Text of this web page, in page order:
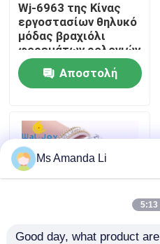
Ποιοτικός έλεγχος
Μας ελάτε σε επαφή με
Περιπτώσεις
IVC συμπληρώματα
Wj-6963 της Κίνας
εργοστασίων θηλυκό
μόδας βραχιόλι
φορεμάτων ρολογιών
φτηνό γοητευτικό
πανκ κυρία Watch
Soft Fabric Girl
Αποστολή
Ms Amanda Li
5:13
Good day, what product